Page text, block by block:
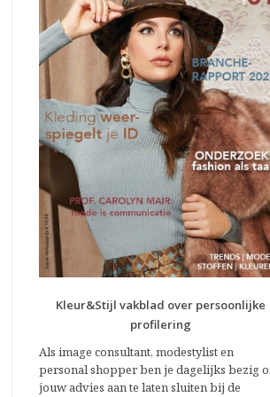
Kleur&Stijl vakblad over persoonlijke
profilering
Als image consultant, modestylist en
personal shopper ben je dagelijks bezig
jouw advies aan te laten sluiten bij de